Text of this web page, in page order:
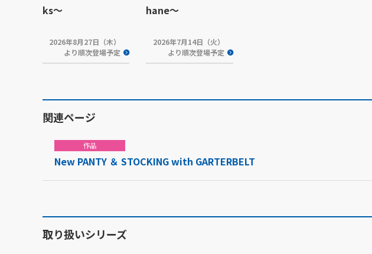
ks～
2026年8月27日（木）
より順次登場予定
hane～
2026年7月14日（火）
より順次登場予定
関連ページ
作品
New PANTY ＆ STOCKING with GARTERBELT
取り扱いシリーズ